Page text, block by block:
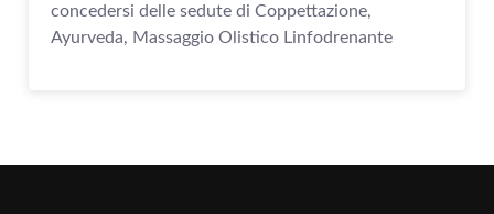
concedersi delle sedute di Coppettazione,
Ayurveda, Massaggio Olistico Linfodrenante